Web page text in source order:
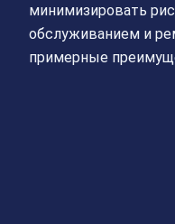
минимизировать
обслуживанием и
примерные